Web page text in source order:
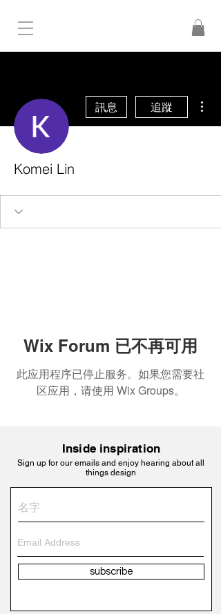
訊息 追蹤
Komei Lin
Wix Forum 已不再可用
此应用程序已停止服务。如果您需要社
区应用，请使用 Wix Groups。
Inside inspiration
Sign up for our emails and enjoy hearing about all
things design
subscribe